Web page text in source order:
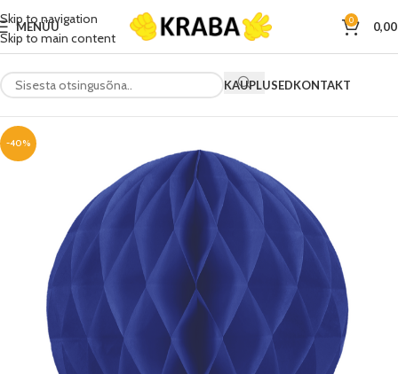
Skip to navigation
Skip to main content
MENÜÜ 0
KAUPLUSEDKONTAKT
-40%